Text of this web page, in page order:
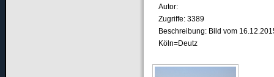
Autor:
Zugriffe: 3389
Beschreibung: Bild vom
Köln=Deutz